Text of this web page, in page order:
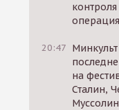
20:47
на
Сталин,